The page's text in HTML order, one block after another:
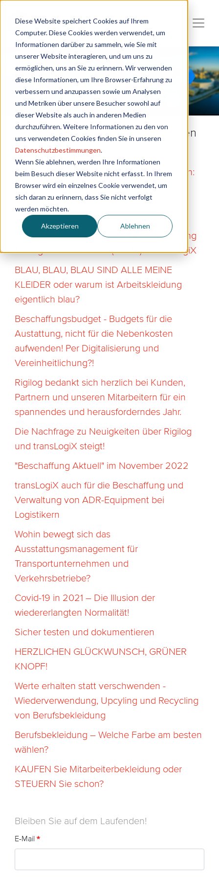
Diese Website speichert Cookies auf Ihrem
Computer. Diese Cookies werden verwendet, um
Informationen darüber zu sammeln, wie Sie mit
unserer Website interagieren, und um uns zu
ermöglichen, uns an Sie zu erinnern. Wir verwenden
diese Informationen, um Ihre Browser-Erfahrung zu
verbessern und anzupassen sowie um Analysen
und Metriken über unsere Besucher sowohl auf
dieser Website als auch in anderen Medien
durchzuführen. Weitere Informationen zu den von
uns verwendeten Cookies finden Sie in unseren
Datenschutzbestimmungen.
Wenn Sie ablehnen, werden Ihre Informationen
beim Besuch dieser Website nicht erfasst. In Ihrem
Browser wird ein einzelnes Cookie verwendet, um
sich daran zu erinnern, dass Sie nicht verfolgt
werden möchten.
Akzeptieren Ablehnen
Rigi(B)log - heute von morgen lesen
Personalmangel bei Verkehrsunternehmen:
Lösungen durch Digitalisierung und
Automatisierung
Optimieren Sie die Verwaltung von
Arbeitsbekleidung mit einer Arbeitskleidung
Management Software (AKMS) – workLogiX
BLAU, BLAU, BLAU SIND ALLE MEINE
KLEIDER oder warum ist Arbeitskleidung
eigentlich blau?
Beschaffungsbudget - Budgets für die
Austattung, nicht für die Nebenkosten
aufwenden! Per Digitalisierung und
Vereinheitlichung?!
Rigilog bedankt sich herzlich bei Kunden,
Partnern und unseren Mitarbeitern für ein
spannendes und herausforderndes Jahr.
Die Nachfrage zu Neuigkeiten über Rigilog
und transLogiX steigt!
"Beschaffung Aktuell" im November 2022
transLogiX auch für die Beschaffung und
Verwaltung von ADR-Equipment bei
Logistikern
Wohin bewegt sich das
Ausstattungsmanagement für
Transportunternehmen und
Verkehrsbetriebe?
Covid-19 in 2021 – Die Illusion der
wiedererlangten Normalität!
Sicher testen und dokumentieren
HERZLICHEN GLÜCKWUNSCH, GRÜNER
KNOPF!
Werte erhalten statt verschwenden -
Wiederverwendung, Upcyling und Recycling
von Berufsbekleidung
Berufsbekleidung – Welche Farbe am besten
wählen?
KAUFEN Sie Mitarbeiterbekleidung oder
STEUERN Sie schon?
Bleiben Sie auf dem Laufenden!
E-Mail